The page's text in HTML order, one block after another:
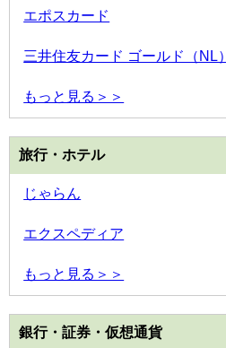
エポスカード
三井住友カード ゴールド（NL）
もっと見る＞＞
旅行・ホテル
じゃらん
エクスペディア
もっと見る＞＞
銀行・証券・仮想通貨